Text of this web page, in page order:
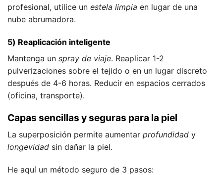
profesional, utilice un estela limpia en lugar de una
nube abrumadora.
5) Reaplicación inteligente
Mantenga un spray de viaje. Reaplicar 1-2
pulverizaciones sobre el tejido o en un lugar discreto
después de 4-6 horas. Reducir en espacios cerrados
(oficina, transporte).
Capas sencillas y seguras para la piel
La superposición permite aumentar profundidad y
longevidad sin dañar la piel.
He aquí un método seguro de 3 pasos: